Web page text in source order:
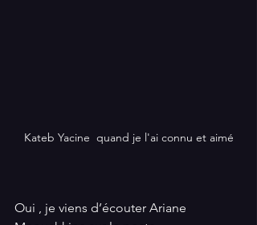
Kateb Yacine  quand je l'ai connu et aimé
Oui , je viens d’écouter Ariane